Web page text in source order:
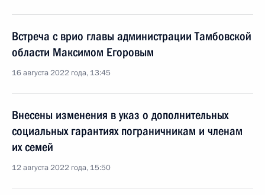
Встреча с врио главы администрации Тамбовской
области Максимом Егоровым
16 августа 2022 года, 13:45
Внесены изменения в указ о дополнительных
социальных гарантиях пограничникам и членам
их семей
12 августа 2022 года, 15:50